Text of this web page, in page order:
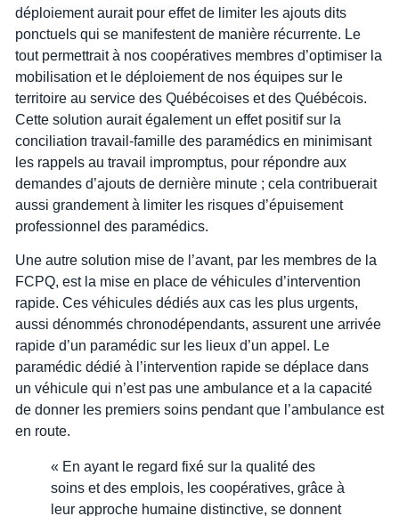
déploiement aurait pour effet de limiter les ajouts dits
ponctuels qui se manifestent de manière récurrente. Le
tout permettrait à nos coopératives membres d’optimiser la
mobilisation et le déploiement de nos équipes sur le
territoire au service des Québécoises et des Québécois.
Cette solution aurait également un effet positif sur la
conciliation travail-famille des paramédics en minimisant
les rappels au travail impromptus, pour répondre aux
demandes d’ajouts de dernière minute ; cela contribuerait
aussi grandement à limiter les risques d’épuisement
professionnel des paramédics.
Une autre solution mise de l’avant, par les membres de la
FCPQ, est la mise en place de véhicules d’intervention
rapide. Ces véhicules dédiés aux cas les plus urgents,
aussi dénommés chronodépendants, assurent une arrivée
rapide d’un paramédic sur les lieux d’un appel. Le
paramédic dédié à l’intervention rapide se déplace dans
un véhicule qui n’est pas une ambulance et a la capacité
de donner les premiers soins pendant que l’ambulance est
en route.
« En ayant le regard fixé sur la qualité des
soins et des emplois, les coopératives, grâce à
leur approche humaine distinctive, se donnent